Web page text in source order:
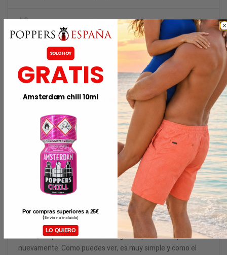
Embalaje discreto
DESCRIPCIÓN
DETALLES DEL PRODUCTO
Un inhalador es una forma simple y práctica de llevar tus
nitritos favoritos a cualquier lugar sin tener que llevar las
botellas y el vidrio que pueden derramarse o romperse.
Se usa de la misma manera que un frasco normal. Después
de usarlo, solo ciérrelo y vuelva a guardarlo en tu bolsillo más
pequeño para que permanezca allí hasta que lo necesite
nuevamente.
Cuando el efecto se debilita, o si quieres probar una nueva
marca, simplemente cambia el algodón por dentro y úsalo
nuevamente. Como puedes ver, es muy simple y como el
SOLO HOY
GRATIS
Amsterdam chill 10ml
Por compras superiores a 25€
(Envío no incluido)
LO QUIERO